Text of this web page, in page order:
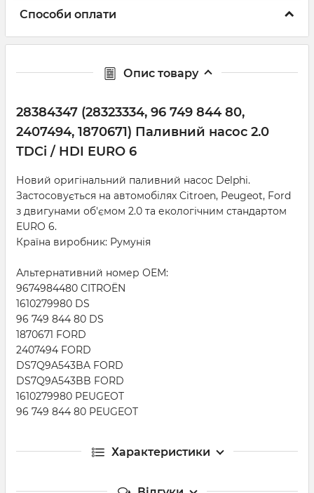
Способи оплати
Опис товару
28384347 (28323334, 96 749 844 80,
2407494, 1870671) Паливний насос 2.0
TDCi / HDI EURO 6
Новий оригінальний паливний насос Delphi.
Застосовується на автомобілях Citroen, Peugeot, Ford
з двигунами об'ємом 2.0 та екологічним стандартом
EURO 6.
Країна виробник: Румунія
Альтернативний номер ОЕМ:
9674984480 CITROËN
1610279980 DS
96 749 844 80 DS
1870671 FORD
2407494 FORD
DS7Q9A543BA FORD
DS7Q9A543BB FORD
1610279980 PEUGEOT
96 749 844 80 PEUGEOT
Характеристики